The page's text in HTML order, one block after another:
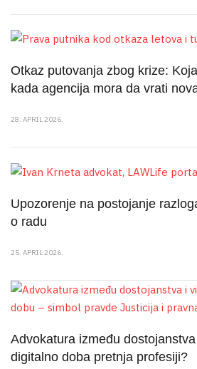
Otkaz putovanja zbog krize:
kada agencija mora da vrati
28. APRIL 2026.
Upozorenje na postojanje
o radu
25. APRIL 2026.
Advokatura između
digitalno doba pretnja profesiji?